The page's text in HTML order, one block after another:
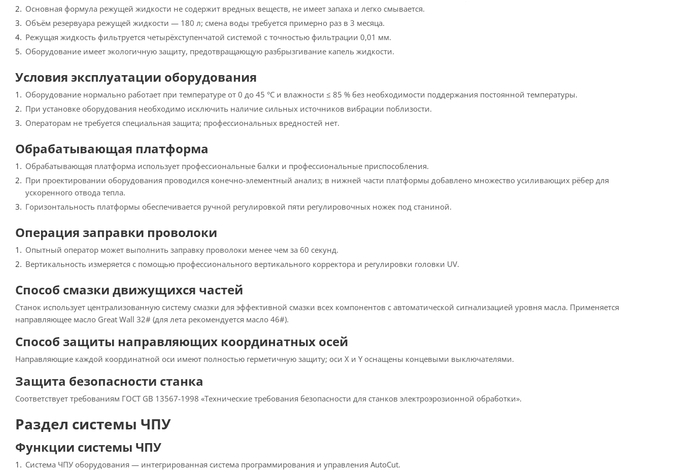
Основная формула режущей жидкости не содержит вредных веществ, не имеет запаха и легко смывается.
Объём резервуара режущей жидкости — 180 л; смена воды требуется примерно раз в 3 месяца.
Режущая жидкость фильтруется четырёхступенчатой системой с точностью фильтрации 0,01 мм.
Оборудование имеет экологичную защиту, предотвращающую разбрызгивание капель жидкости.
Условия эксплуатации оборудования
Оборудование нормально работает при температуре от 0 до 45 °C и влажности ≤ 85 % без необходимости поддержания постоянной температуры.
При установке оборудования необходимо исключить наличие сильных источников вибрации поблизости.
Операторам не требуется специальная защита; профессиональных вредностей нет.
Обрабатывающая платформа
Обрабатывающая платформа использует профессиональные балки и профессиональные приспособления.
При проектировании оборудования проводился конечно-элементный анализ; в нижней части платформы добавлено множество усиливающих рёбер для
ускоренного отвода тепла.
Горизонтальность платформы обеспечивается ручной регулировкой пяти регулировочных ножек под станиной.
Операция заправки проволоки
Опытный оператор может выполнить заправку проволоки менее чем за 60 секунд.
Вертикальность измеряется с помощью профессионального вертикального корректора и регулировки головки UV.
Способ смазки движущихся частей
Станок использует централизованную систему смазки для эффективной смазки всех компонентов с автоматической сигнализацией уровня масла. Применяется
направляющее масло Great Wall 32# (для лета рекомендуется масло 46#).
Способ защиты направляющих координатных осей
Направляющие каждой координатной оси имеют полностью герметичную защиту; оси X и Y оснащены концевыми выключателями.
Защита безопасности станка
Соответствует требованиям ГОСТ GB 13567-1998 «Технические требования безопасности для станков электроэрозионной обработки».
Раздел системы ЧПУ
Функции системы ЧПУ
Система ЧПУ оборудования — интегрированная система программирования и управления AutoCut.